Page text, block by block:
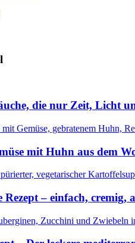
die nur Zeit, Licht
mit Huhn aus dem
– einfach, cremig,